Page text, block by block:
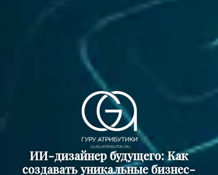
ИИ-дизайнер будущего: Как
создавать уникальные бизнес-